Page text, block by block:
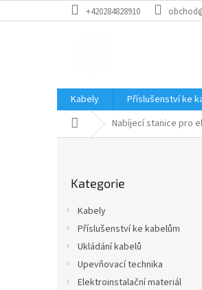
na
+420284828910
Kabely Příslušenství ke
Domů Nabíjecí stanice pro
kategorie
Kategorie
Kabely
Příslušenství ke kabelům
Ukládání kabelů
Upevňovací technika
Elektroinstalační materiál